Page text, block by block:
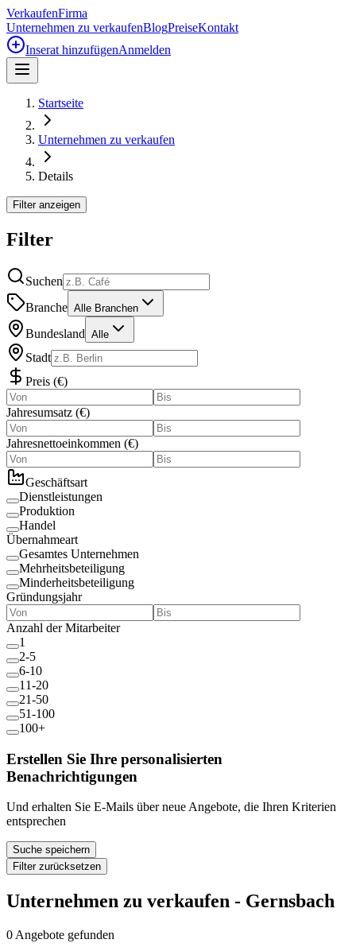
VerkaufenFirma
Unternehmen zu verkaufenBlogPreiseKontakt
Inserat hinzufügenAnmelden
Startseite
Unternehmen zu verkaufen
Details
Filter anzeigen
Filter
Suchen
Branche Alle Branchen
Bundesland Alle
Stadt
Preis (€)
Jahresumsatz (€)
Jahresnettoeinkommen (€)
Geschäftsart
Dienstleistungen
Produktion
Handel
Übernahmeart
Gesamtes Unternehmen
Mehrheitsbeteiligung
Minderheitsbeteiligung
Gründungsjahr
Anzahl der Mitarbeiter
1
2-5
6-10
11-20
21-50
51-100
100+
Erstellen Sie Ihre personalisierten
Benachrichtigungen
Und erhalten Sie E-Mails über neue Angebote, die Ihren Kriterien
entsprechen
Suche speichern
Filter zurücksetzen
Unternehmen zu verkaufen - Gernsbach
0 Angebote gefunden